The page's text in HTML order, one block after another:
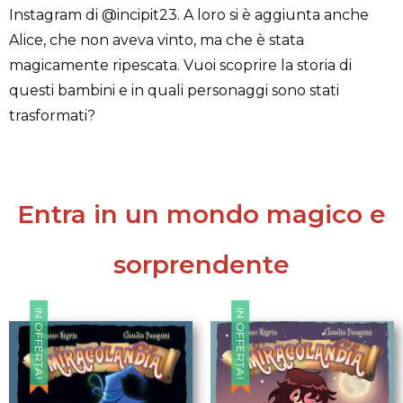
Instagram di @incipit23. A loro si è aggiunta anche
Alice, che non aveva vinto, ma che è stata
magicamente ripescata. Vuoi scoprire la storia di
questi bambini e in quali personaggi sono stati
trasformati?
Entra in un mondo magico e
sorprendente
IN OFFERTA! IN OFFERTA!